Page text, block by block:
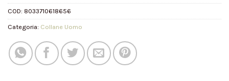
COD: 8033710618656
Categoria: Collane Uomo